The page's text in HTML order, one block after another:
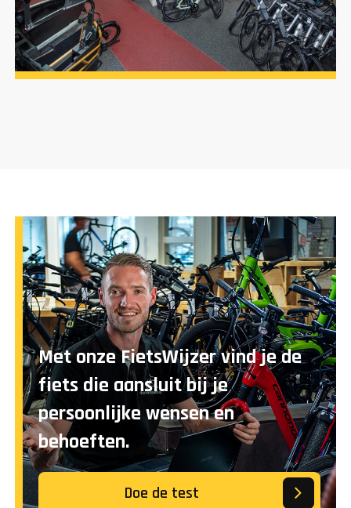
Met onze FietsWijzer vind je de
fiets die aansluit bij je
persoonlijke wensen en
behoeften.
Doe de test